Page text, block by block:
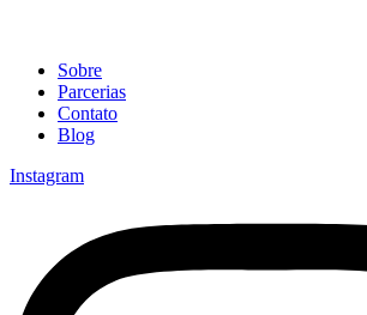
Sobre
Parcerias
Contato
Blog
Instagram